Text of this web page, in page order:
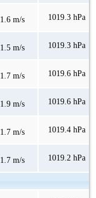
1.6 m/s 1019.3 hPa
1.5 m/s 1019.3 hPa
1.7 m/s 1019.6 hPa
1.9 m/s 1019.6 hPa
1.7 m/s 1019.4 hPa
1.7 m/s 1019.2 hPa